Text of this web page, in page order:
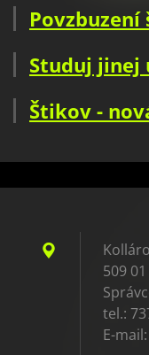
Studuj jinej
Štikov -
509
tel.:
E-